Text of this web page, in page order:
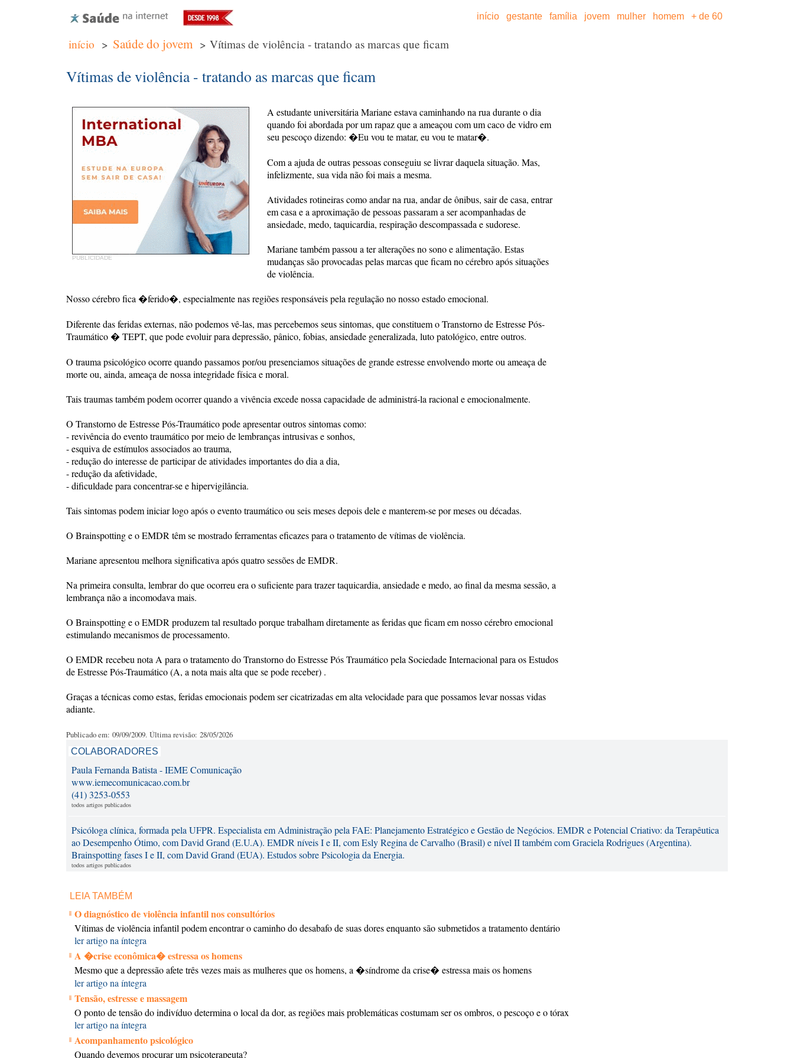
início gestante família jovem mulher homem + de 60
início > Saúde do jovem > Vítimas de violência - tratando as marcas que ficam
Vítimas de violência - tratando as marcas que ficam
PUBLICIDADE
A estudante universitária Mariane estava caminhando na rua durante o dia
quando foi abordada por um rapaz que a ameaçou com um caco de vidro em
seu pescoço dizendo: �Eu vou te matar, eu vou te matar�.
Com a ajuda de outras pessoas conseguiu se livrar daquela situação. Mas,
infelizmente, sua vida não foi mais a mesma.
Atividades rotineiras como andar na rua, andar de ônibus, sair de casa, entrar
em casa e a aproximação de pessoas passaram a ser acompanhadas de
ansiedade, medo, taquicardia, respiração descompassada e sudorese.
Mariane também passou a ter alterações no sono e alimentação. Estas
mudanças são provocadas pelas marcas que ficam no cérebro após situações
de violência.
Nosso cérebro fica �ferido�, especialmente nas regiões responsáveis pela regulação no nosso estado emocional.
Diferente das feridas externas, não podemos vê-las, mas percebemos seus sintomas, que constituem o Transtorno de Estresse Pós-
Traumático � TEPT, que pode evoluir para depressão, pânico, fobias, ansiedade generalizada, luto patológico, entre outros.
O trauma psicológico ocorre quando passamos por/ou presenciamos situações de grande estresse envolvendo morte ou ameaça de
morte ou, ainda, ameaça de nossa integridade física e moral.
Tais traumas também podem ocorrer quando a vivência excede nossa capacidade de administrá-la racional e emocionalmente.
O Transtorno de Estresse Pós-Traumático pode apresentar outros sintomas como:
- revivência do evento traumático por meio de lembranças intrusivas e sonhos,
- esquiva de estímulos associados ao trauma,
- redução do interesse de participar de atividades importantes do dia a dia,
- redução da afetividade,
- dificuldade para concentrar-se e hipervigilância.
Tais sintomas podem iniciar logo após o evento traumático ou seis meses depois dele e manterem-se por meses ou décadas.
O Brainspotting e o EMDR têm se mostrado ferramentas eficazes para o tratamento de vítimas de violência.
Mariane apresentou melhora significativa após quatro sessões de EMDR.
Na primeira consulta, lembrar do que ocorreu era o suficiente para trazer taquicardia, ansiedade e medo, ao final da mesma sessão, a
lembrança não a incomodava mais.
O Brainspotting e o EMDR produzem tal resultado porque trabalham diretamente as feridas que ficam em nosso cérebro emocional
estimulando mecanismos de processamento.
O EMDR recebeu nota A para o tratamento do Transtorno do Estresse Pós Traumático pela Sociedade Internacional para os Estudos
de Estresse Pós-Traumático (A, a nota mais alta que se pode receber) .
Graças a técnicas como estas, feridas emocionais podem ser cicatrizadas em alta velocidade para que possamos levar nossas vidas
adiante.
Publicado em: 09/09/2009. Última revisão: 28/05/2026
COLABORADORES
Paula Fernanda Batista - IEME Comunicação
www.iemecomunicacao.com.br
(41) 3253-0553
todos artigos publicados
Psicóloga clínica, formada pela UFPR. Especialista em Administração pela FAE: Planejamento Estratégico e Gestão de Negócios. EMDR e Potencial Criativo: da Terapêutica
ao Desempenho Ótimo, com David Grand (E.U.A). EMDR níveis I e II, com Esly Regina de Carvalho (Brasil) e nível II também com Graciela Rodrigues (Argentina).
Brainspotting fases I e II, com David Grand (EUA). Estudos sobre Psicologia da Energia.
todos artigos publicados
LEIA TAMBÉM
O diagnóstico de violência infantil nos consultórios
Vítimas de violência infantil podem encontrar o caminho do desabafo de suas dores enquanto são submetidos a tratamento dentário
ler artigo na íntegra
A �crise econômica� estressa os homens
Mesmo que a depressão afete três vezes mais as mulheres que os homens, a �síndrome da crise� estressa mais os homens
ler artigo na íntegra
Tensão, estresse e massagem
O ponto de tensão do indivíduo determina o local da dor, as regiões mais problemáticas costumam ser os ombros, o pescoço e o tórax
ler artigo na íntegra
Acompanhamento psicológico
Quando devemos procurar um psicoterapeuta?